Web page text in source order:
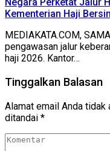
Negara Perketat Jalur
Kementerian Haji
MEDIAKATA.COM,
pengawasan jalur
haji 2026. Kantor…
Tinggalkan Balasan
Alamat email Anda tidak
ditandai *